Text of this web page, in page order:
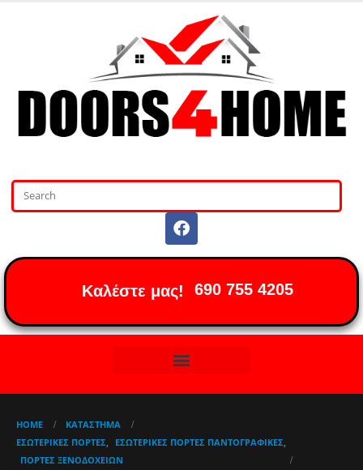
Καλέστε μας! 690 755 4205
HOME
ΚΑΤΆΣΤΗΜΑ
ΕΣΩΤΕΡΙΚΈΣ ΠΌΡΤΕΣ
ΕΣΩΤΕΡΙΚΈΣ ΠΌΡΤΕΣ ΠΑΝΤΟΓΡΑΦΙΚΈΣ
ΠΌΡΤΕΣ ΞΕΝΟΔΟΧΕΊΩΝ